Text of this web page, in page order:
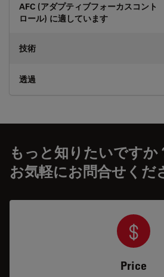
AFC (アダプティブフォーカスコント
ロール) に適しています
技術
透過
もっと知りたいですか
お気軽にお問合せくだ
Price